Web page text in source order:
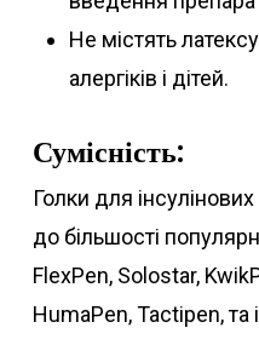
Не містять
алергіків і дітей.
Сумісність:
Голки для
до більшості
FlexPen, Solostar,
HumaPen, Tactipen, та